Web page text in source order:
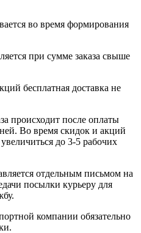
во время формирования
при сумме заказа свыше
бесплатная доставка не
происходит после оплаты
Во время скидок и акций
до 3-5 рабочих
отдельным письмом на
посылки курьеру для
компании обязательно